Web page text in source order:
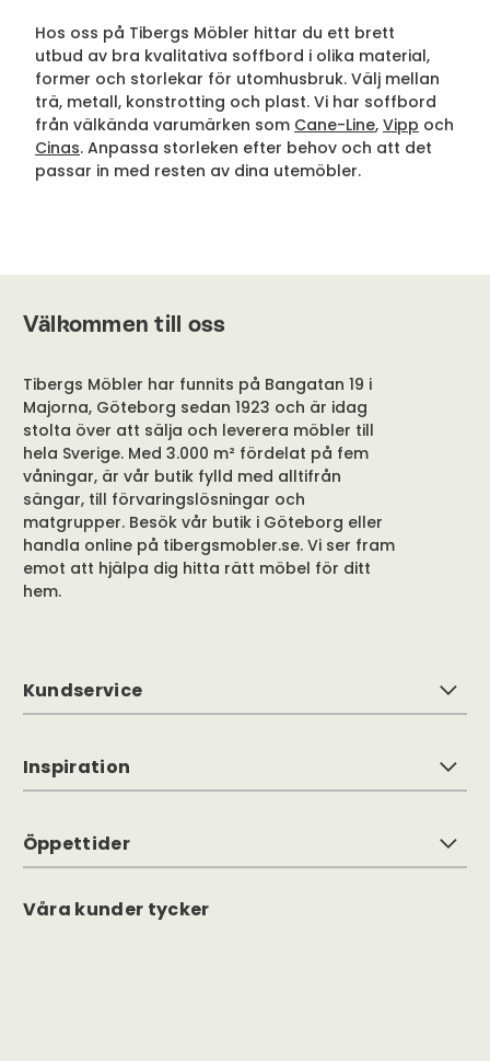
Hos oss på Tibergs Möbler hittar du ett brett
utbud av bra kvalitativa soffbord i olika material,
former och storlekar för utomhusbruk. Välj mellan
trä, metall, konstrotting och plast. Vi har soffbord
från välkända varumärken som Cane-Line, Vipp och
Cinas. Anpassa storleken efter behov och att det
passar in med resten av dina utemöbler.
Välkommen till oss
Tibergs Möbler har funnits på Bangatan 19 i
Majorna, Göteborg sedan 1923 och är idag
stolta över att sälja och leverera möbler till
hela Sverige. Med 3.000 m² fördelat på fem
våningar, är vår butik fylld med alltifrån
sängar, till förvaringslösningar och
matgrupper. Besök vår butik i Göteborg eller
handla online på tibergsmobler.se. Vi ser fram
emot att hjälpa dig hitta rätt möbel för ditt
hem.
Kundservice
Inspiration
Öppettider
Våra kunder tycker